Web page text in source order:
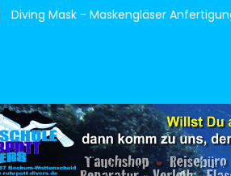
Diving Mask - Maskengläser